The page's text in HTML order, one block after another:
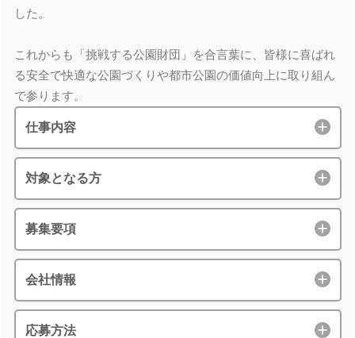
した。
これからも「挑戦する公園財団」を合言葉に、皆様に喜ばれ
る安全で快適な公園づくりや都市公園の価値向上に取り組ん
で参ります。
仕事内容
対象となる方
募集要項
会社情報
応募方法